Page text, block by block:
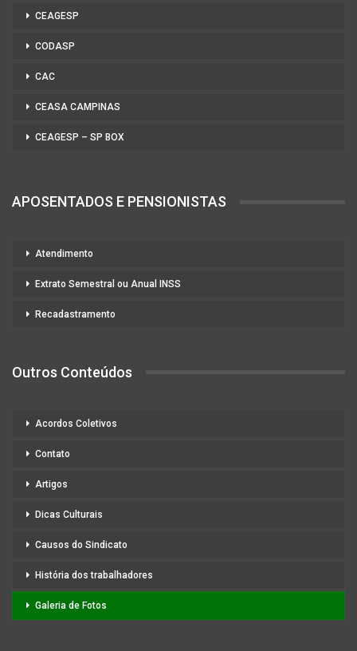
CEAGESP
CODASP
CAC
CEASA CAMPINAS
CEAGESP – SP BOX
APOSENTADOS E PENSIONISTAS
Atendimento
Extrato Semestral ou Anual INSS
Recadastramento
Outros Conteúdos
Acordos Coletivos
Contato
Artigos
Dicas Culturais
Causos do Sindicato
História dos trabalhadores
Galeria de Fotos